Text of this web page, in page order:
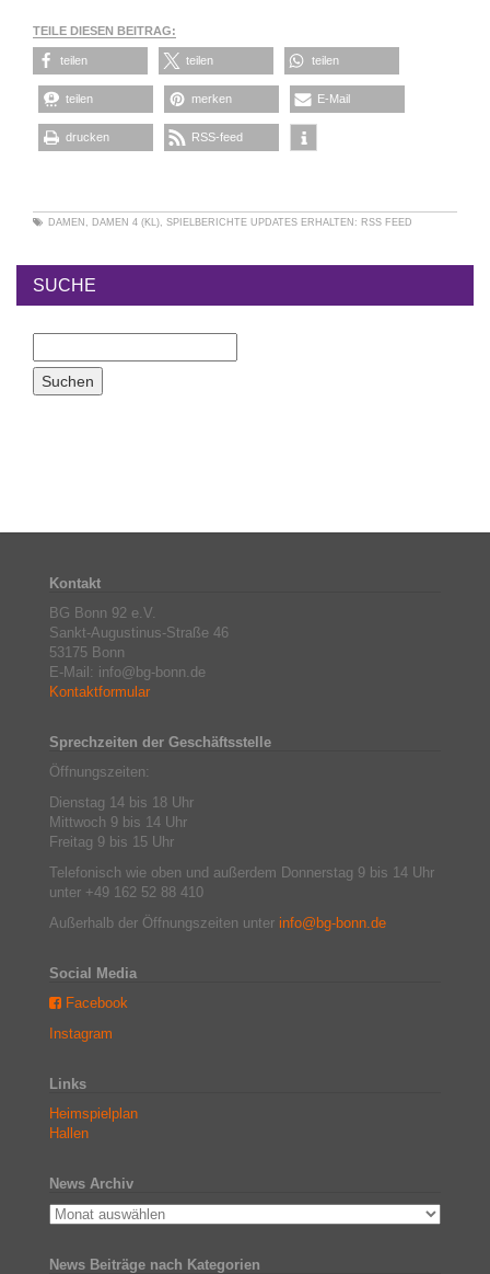
TEILE DIESEN BEITRAG:
teilen teilen teilen
teilen merken E-Mail
drucken RSS-feed
DAMEN , DAMEN 4 (KL), SPIELBERICHTE UPDATES ERHALTEN: RSS FEED
SUCHE
Kontakt
BG Bonn 92 e.V.
Sankt-Augustinus-Straße 46
53175 Bonn
E-Mail: info@bg-bonn.de
Kontaktformular
Sprechzeiten der Geschäftsstelle
Öffnungszeiten:
Dienstag 14 bis 18 Uhr
Mittwoch 9 bis 14 Uhr
Freitag 9 bis 15 Uhr
Telefonisch wie oben und außerdem Donnerstag 9 bis 14 Uhr
unter +49 162 52 88 410
Außerhalb der Öffnungszeiten unter info@bg-bonn.de
Social Media
Facebook
Instagram
Links
Heimspielplan
Hallen
News Archiv
News Beiträge nach Kategorien